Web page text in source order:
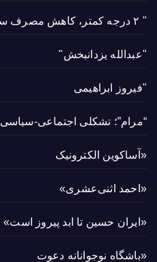
" ۲ درجه کمتر، کاهش مصرف سوخت _ هوای سالم تر"
"عبدالله یزدانبخش"
"فیروز ابراهیمی
“مرام”؛ تشکلی اجتماعی-سیاسی
«آساکوین الکترونیک
«احمد اثنی‌عشری»
«ایران حسین تا ابد پیروز است»
«باشگاه نوجوانانه دعوت